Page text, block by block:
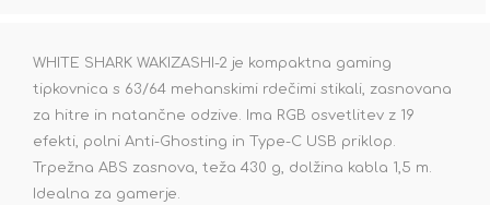
WHITE SHARK WAKIZASHI-2 je kompaktna gaming
tipkovnica s 63/64 mehanskimi rdečimi stikali, zasnovana
za hitre in natančne odzive. Ima RGB osvetlitev z 19
efekti, polni Anti-Ghosting in Type-C USB priklop.
Trpežna ABS zasnova, teža 430 g, dolžina kabla 1,5 m.
Idealna za gamerje.